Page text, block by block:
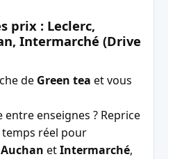
prix : Leclerc,
Intermarché (Drive
de Green tea et vous
entre enseignes ? Reprice
réel pour
Auchan etIntermarché,